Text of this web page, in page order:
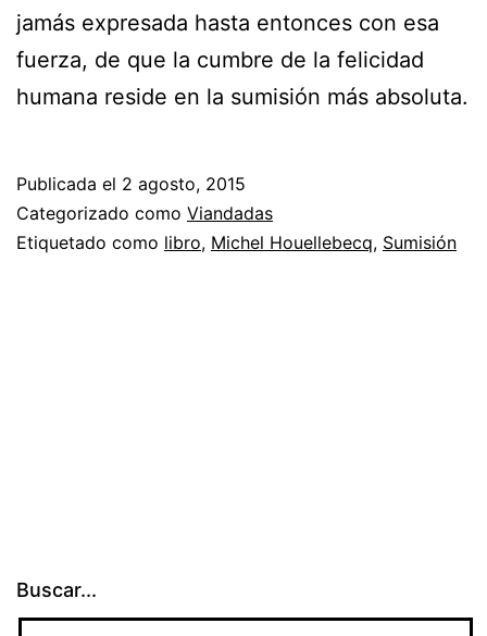
jamás expresada hasta entonces con esa
fuerza, de que la cumbre de la felicidad
humana reside en la sumisión más absoluta.
Publicada el 2 agosto, 2015
Categorizado como Viandadas
Etiquetado como libro, Michel Houellebecq, Sumisión
Buscar...